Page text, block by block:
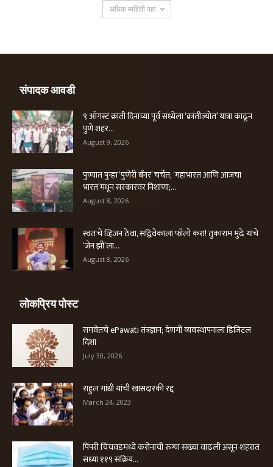
अधिक माहिती पहा
संपादक आवडी
९ ऑगस्ट क्रांती दिनाच्या पूर्व संध्येला ‘क्रांतीज्योत’ यात्रा काढून
पुणे शहर...
August 9, 2026
पुण्यात पुन्हा ‘पुणेरी बॅनर’ चर्चेत; ‘महाभारत आणि आजचा
भारत’मधून सरकारवर निशाणा;...
August 8, 2026
स्वतःचे व्हिजन ठेवा, सद्विवेकाला फॉलो करा! तुकाराम मुंढे यांचे
‘जेन झी’ला...
August 8, 2026
लोकप्रिय पोस्ट
समवेतचे ePawati तंत्रज्ञान; देणगी व्यवस्थापनाला डिजिटल
दिशा
July 30, 2026
राहुल गांधी यांची खासदारकी रद्द
March 24, 2023
पिंपरी चिंचवडमध्ये करोनाची रुग्ण संख्या वाढली असून शहरात
सध्या ११९ सक्रिय...